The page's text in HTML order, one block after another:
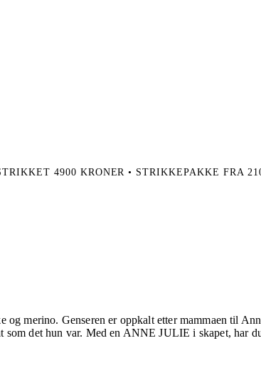
4900 KRONER • STRIKKEPAKKE FRA
merino. Genseren er oppkalt etter mammaen til
det hun var. Med en ANNE JULIE i skapet, har